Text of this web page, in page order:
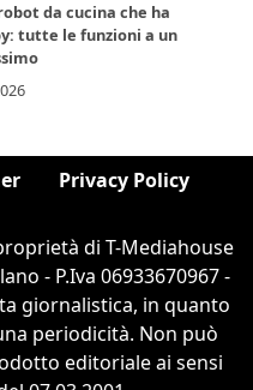
da cucina che ha
tutte le funzioni a un
Privacy Policy
di T-Mediahouse
- P.Iva 06933670967 -
giornalistica, in quanto
periodicità. Non può
editoriale ai sensi